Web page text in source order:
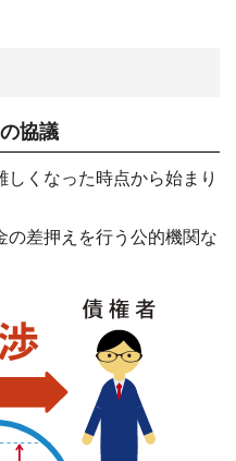
協議
くなった時点から始まり
の差押えを行う公的機関な